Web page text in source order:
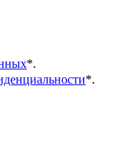
*.
*.